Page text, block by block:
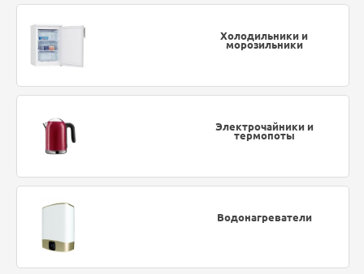
Холодильники и
морозильники
Электрочайники и
термопоты
Водонагреватели